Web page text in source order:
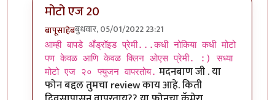
मोटो एज 20
बापूसाहेबबुधवार, 05/01/2022 23:21
In reply toआमच्या हापिसात जे मॅनेजरbyमदनबाण
आम्ही बापडे अँड्रॉइड प्रेमी...कधी नोकिया कधी मोटो
पण केवळ आणि केवळ क्लिन ओएस प्रेमी. :) सध्या
मोटो एज २० फ्युजन वापरतोय. मदनबाण जी . या
फोन बद्दल तुमचा review काय आहे. किती